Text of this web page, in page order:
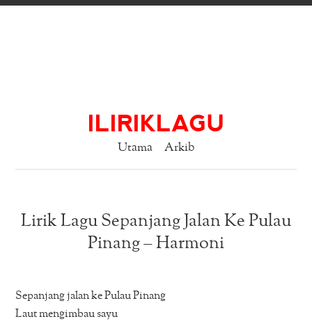
ILIRIKLAGU
Utama Arkib
Lirik Lagu Sepanjang Jalan Ke Pulau
Pinang – Harmoni
Sepanjang jalan ke Pulau Pinang
Laut mengimbau sayu